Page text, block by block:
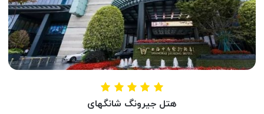
هتل جیرونگ شانگهای